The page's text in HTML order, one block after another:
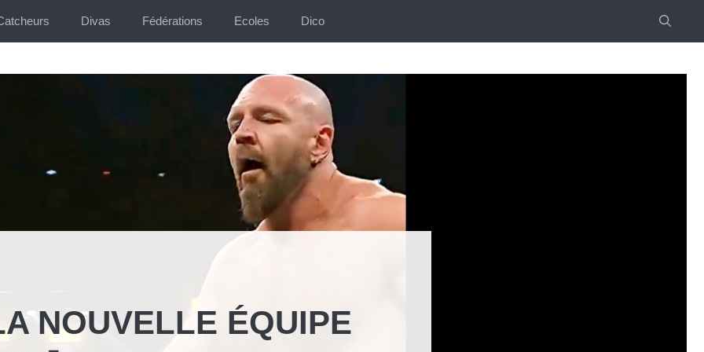
Divas Fédérations Ecoles Dico
NOUVELLE ÉQUIPE